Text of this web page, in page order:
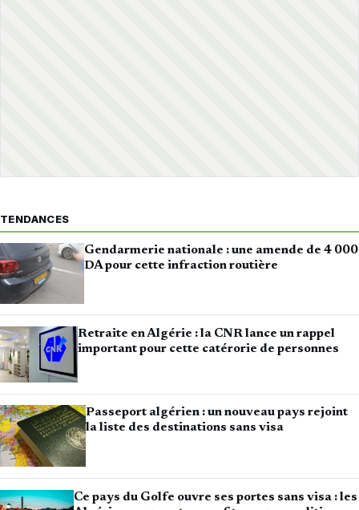
TENDANCES
Gendarmerie nationale : une amende de 4 000
DA pour cette infraction routière
Retraite en Algérie : la CNR lance un rappel
important pour cette catérorie de personnes
Passeport algérien : un nouveau pays rejoint
la liste des destinations sans visa
Ce pays du Golfe ouvre ses portes sans visa : les